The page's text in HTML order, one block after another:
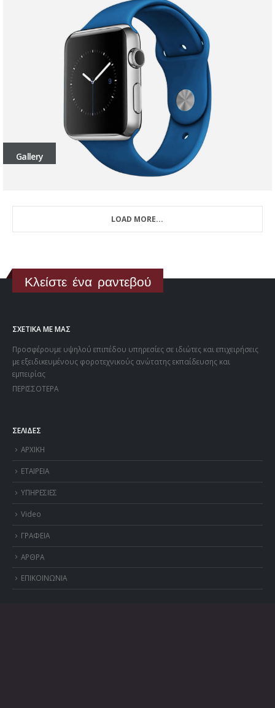
Gallery
LOAD MORE...
Κλείστε ένα ραντεβού
ΣΧΕΤΙΚΑ ΜΕ ΜΑΣ
Προσφέρουμε υψηλού επιπέδου υπηρεσίες σε ιδιώτες και επιχειρήσεις
με εξειδικευμένους φοροτεχνικούς ανώτατης εκπαίδευσης και
εμπειρίας
ΠΕΡΙΣΣΟΤΕΡΑ
ΣΕΛΙΔΕΣ
ΑΡΧΙΚΗ
ΕΤΑΙΡΕΙΑ
ΥΠΗΡΕΣΙΕΣ
Video
ΓΡΑΦΕΙΑ
ΑΡΘΡΑ
ΕΠΙΚΟΙΝΩΝΙΑ